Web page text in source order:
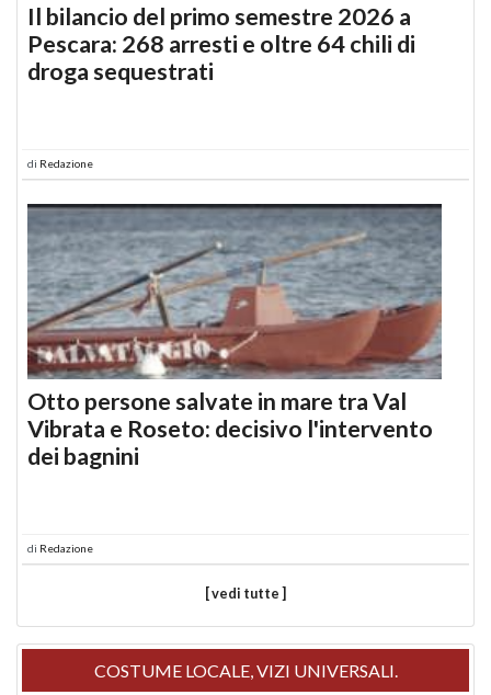
Il bilancio del primo semestre 2026 a
Pescara: 268 arresti e oltre 64 chili di
droga sequestrati
di Redazione
Otto persone salvate in mare tra Val
Vibrata e Roseto: decisivo l'intervento
dei bagnini
di Redazione
[ vedi tutte ]
COSTUME LOCALE, VIZI UNIVERSALI.